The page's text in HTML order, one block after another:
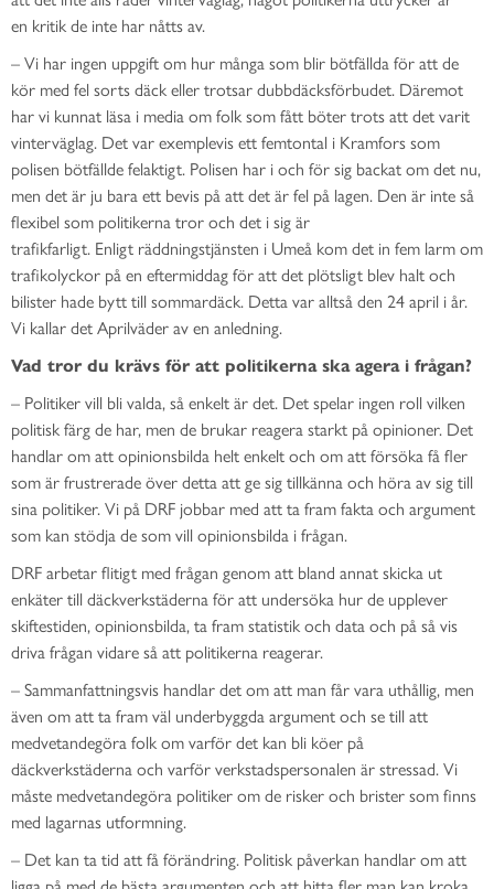
en kritik de inte har nåtts av.
– Vi har ingen uppgift om hur många som blir bötfällda för att de
kör med fel sorts däck eller trotsar dubbdäcksförbudet. Däremot
har vi kunnat läsa i media om folk som fått böter trots att det varit
vinterväglag. Det var exemplevis ett femtontal i Kramfors som
polisen bötfällde felaktigt. Polisen har i och för sig backat om det nu,
men det är ju bara ett bevis på att det är fel på lagen. Den är inte så
flexibel som politikerna tror och det i sig är
trafikfarligt. Enligt räddningstjänsten i Umeå kom det in fem larm om
trafikolyckor på en eftermiddag för att det plötsligt blev halt och
bilister hade bytt till sommardäck. Detta var alltså den 24 april i år.
Vi kallar det Aprilväder av en anledning.
Vad tror du krävs för att politikerna ska agera i frågan?
– Politiker vill bli valda, så enkelt är det. Det spelar ingen roll vilken
politisk färg de har, men de brukar reagera starkt på opinioner. Det
handlar om att opinionsbilda helt enkelt och om att försöka få fler
som är frustrerade över detta att ge sig tillkänna och höra av sig till
sina politiker. Vi på DRF jobbar med att ta fram fakta och argument
som kan stödja de som vill opinionsbilda i frågan.
DRF arbetar flitigt med frågan genom att bland annat skicka ut
enkäter till däckverkstäderna för att undersöka hur de upplever
skiftestiden, opinionsbilda, ta fram statistik och data och på så vis
driva frågan vidare så att politikerna reagerar.
– Sammanfattningsvis handlar det om att man får vara uthållig, men
även om att ta fram väl underbyggda argument och se till att
medvetandegöra folk om varför det kan bli köer på
däckverkstäderna och varför verkstadspersonalen är stressad. Vi
måste medvetandegöra politiker om de risker och brister som finns
med lagarnas utformning.
– Det kan ta tid att få förändring. Politisk påverkan handlar om att